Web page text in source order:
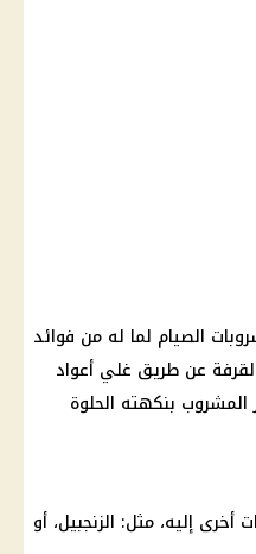
الصيام لما له من فوائد
عن طريق غلي أعواد
بنكهته الحلوة
إليه، مثل: الزنجبيل، أو